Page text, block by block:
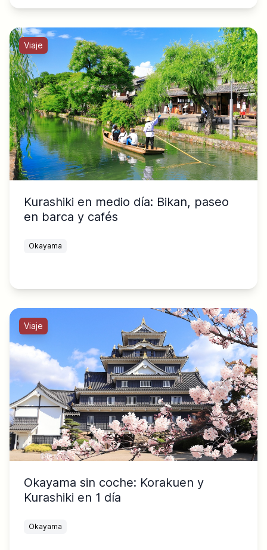
Viaje
Kurashiki en medio día: Bikan, paseo
en barca y cafés
Okayama
Viaje
Okayama sin coche: Korakuen y
Kurashiki en 1 día
Okayama